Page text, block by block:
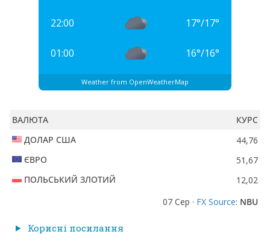
22:00 17°/17°
01:00 16°/16°
Weather from OpenWeatherMap
ВАЛЮТА
КУРС
ДОЛАР США
44,76
ЄВРО
51,67
ПОЛЬСЬКИЙ ЗЛОТИЙ
12,02
07 Сер · FX Source: NBU
Корисні посилання